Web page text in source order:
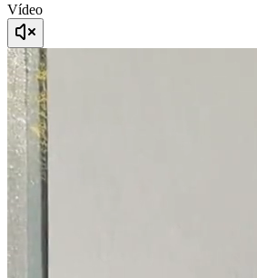
Vídeo